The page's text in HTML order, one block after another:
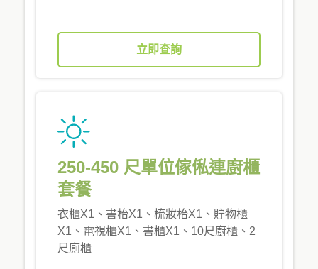
立即查詢
250-450 尺單位傢俬連廚櫃
套餐
衣櫃X1、書枱X1、梳妝枱X1、貯物櫃
X1、電視櫃X1、書櫃X1、10尺廚櫃、2
尺廁櫃